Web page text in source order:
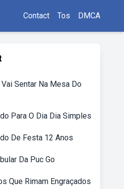
Contact Tos DMCA
Sentar Na Mesa Do
Para O Dia Dia Simples
De Festa 12 Anos
Da Puc Go
Que Rimam Engraçados